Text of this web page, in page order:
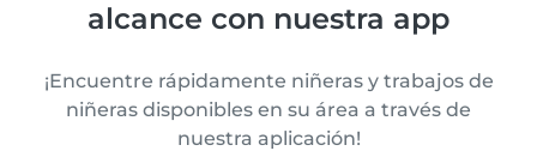
alcance con nuestra app
¡Encuentre rápidamente niñeras y trabajos de
niñeras disponibles en su área a través de
nuestra aplicación!